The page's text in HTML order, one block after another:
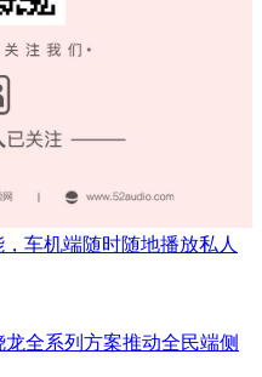
车机端随时随地播放私人
全系列方案推动全民端侧